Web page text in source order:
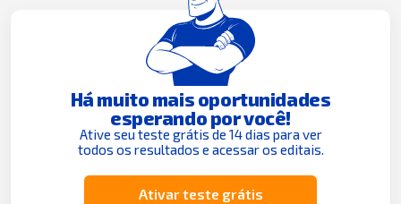
Há muito mais oportunidades
esperando por você!
Ative seu teste grátis de 14 dias para ver
todos os resultados e acessar os editais.
Ativar teste grátis